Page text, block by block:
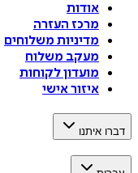
אודות
מרכז העזרה
מדיניות משלוחים
מעקב משלוח
מועדון לקוחות
איזור אישי
דברו איתנו